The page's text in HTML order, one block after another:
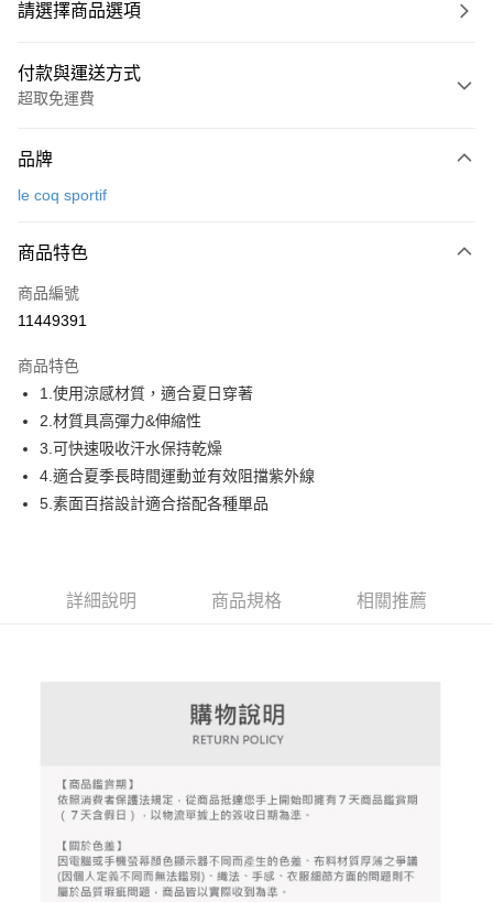
請選擇商品選項
付款與運送方式
超取免運費
信用卡一次付款
LINE Pay
Apple Pay
悠遊付
大哥付你分期
相關說明
【大哥付你分期使用說明】
1.本服務由台灣大哥大提供，台灣大哥大用戶可立即使用無須另外申請。
2.付款方式選擇「大哥付你分期」，訂單成立後會自動跳轉到大哥付的交易
消。如遇「轉專審核」未通過狀況，表示未達大哥付你分期系統評分，恕無
2.透過簡訊連結打開帳單後，可選擇「超商條碼／台灣大直營門市／銀行轉
帳／街口支付／iPASS MONEY」等通路繳費。
1.本服務係由「台灣大哥大股份有限公司」（以下簡稱本公司）所提供，讓
用戶於交易時，得透過本服務購買商品或服務，並由商店將買賣／分期付款
買賣價金債權讓與本公司後，依約使用本公司帳單繳交帳款。
2.基於同意付款使用「大哥付你分期」之契約關係目的，商店將以您的個人
資料（包含姓名、電話或地址）提供予台灣大哥大進項蒐集、處理及利用，
由本公司與您本人進行分期帳單所需資料之確認、核對及更正。
AFTEE先享後付
相關說明
１．簡單：不需註冊會員、不需綁卡、不需儲值。
結帳頁面，進行簡訊認證並確認金額後，即可完成結帳。
２．訂單成立數日內，您將收到繳費通知簡訊。
※ 請注意：結帳手續完成當下不需立刻繳費，但若您需要取消訂單，請聯絡
購買商品的店家。未經商家同意取消之訂單仍視為有效，需透過AFTEE先享
※ 交易是否成功請以「AFTEE先享後付 」之結帳頁面顯示為準，若有關於
是否繳費成功／繳費後需取消欲退款等相關疑問，請聯繫「AFTEE先享後付
客戶支援中心」https://netprotections.freshdesk.com/support/home
運送方式
萊爾富取貨付款
免運費
付款後萊爾富取貨
免運費
品牌
le coq sportif
商品特色
商品編號
11449391
商品特色
1.使用涼感材質，適合夏日穿著
2.材質具高彈力&伸縮性
3.可快速吸收汗水保持乾燥
4.適合夏季長時間運動並有效阻擋紫外線
5.素面百搭設計適合搭配各種單品
詳細說明 商品規格 相關推薦